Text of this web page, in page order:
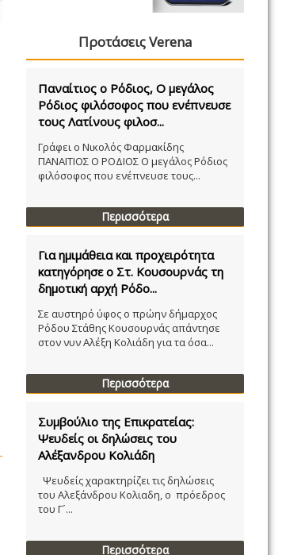
Προτάσεις Verena
Παναίτιος ο Ρόδιος, Ο μεγάλος
Ρόδιος φιλόσοφος που ενέπνευσε
τους Λατίνους φιλοσ...
Γράφει ο Νικολός Φαρμακίδης
ΠΑΝΑΙΤΙΟΣ Ο ΡΟΔΙΟΣ Ο μεγάλος Ρόδιος
φιλόσοφος που ενέπνευσε τους...
Περισσότερα
Για ημιμάθεια και προχειρότητα
κατηγόρησε ο Στ. Κουσουρνάς τη
δημοτική αρχή Ρόδο...
Σε αυστηρό ύφος ο πρώην δήμαρχος
Ρόδου Στάθης Κουσουρνάς απάντησε
στον νυν Αλέξη Κολιάδη για τα όσα...
Περισσότερα
Συμβούλιο της Επικρατείας:
Ψευδείς οι δηλώσεις του
Αλέξανδρου Κολιάδη
Ψευδείς χαρακτηρίζει τις δηλώσεις
του Αλεξάνδρου Κολιαδη, ο πρόεδρος
του Γ´...
Περισσότερα